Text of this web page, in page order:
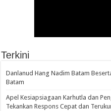
Terkini
Danlanud Hang Nadim Batam
Batam
Apel Kesiapsiagaan Karhutla dan
Tekankan Respons Cepat dan